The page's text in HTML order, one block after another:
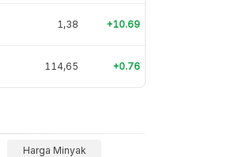
1,38 +10.69
114,65 +0.76
Harga Minyak